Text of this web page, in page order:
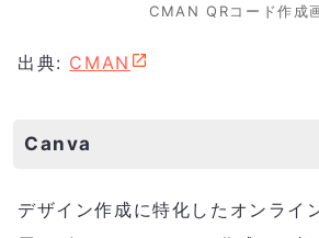
CMAN QRコード作成
出典: CMAN
Canva
デザイン作成に特化したオンライ